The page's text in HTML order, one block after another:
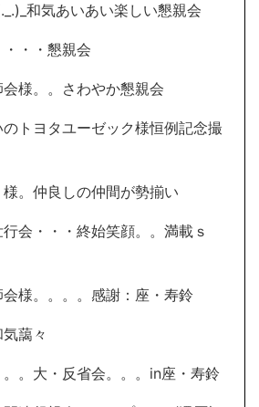
和気あいあい楽しい懇親会
・・懇親会
様。。さわやか懇親会
トヨタユーゼック様恒例記念撮
。仲良しの仲間が勢揃い
会・・・終始笑顔。。満載ｓ
様。。。。感謝：座・寿鈴
藹々
。大・反省会。。。in座・寿鈴